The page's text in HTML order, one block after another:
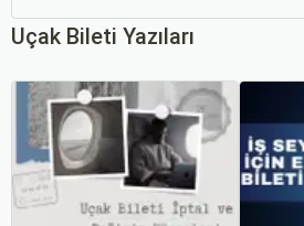
Uçak Bileti Yazıları